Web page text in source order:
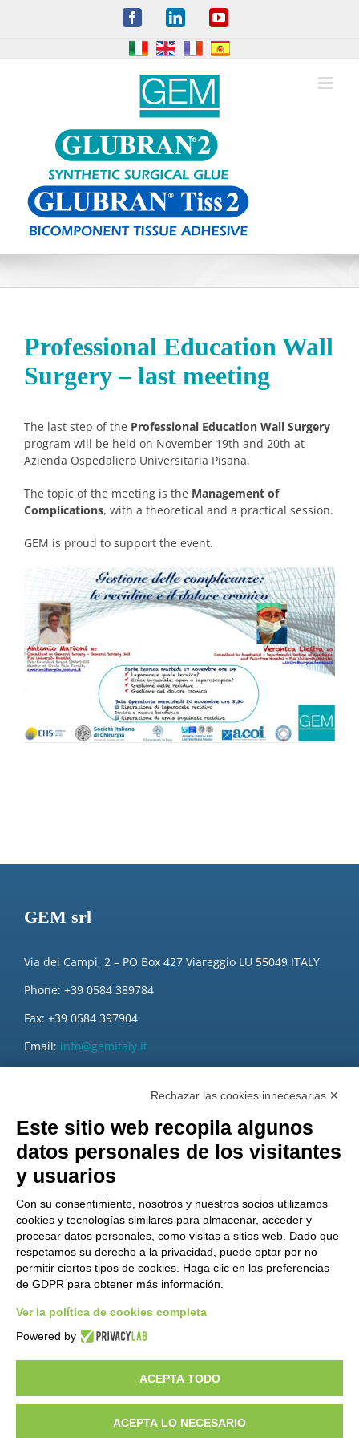
FacebookLinkedInYouTube
Professional Education Wall
Surgery – last meeting
The last step of the Professional Education Wall Surgery
program will be held on November 19th and 20th at
Azienda Ospedaliero Universitaria Pisana.
The topic of the meeting is the Management of
Complications, with a theoretical and a practical session.
GEM is proud to support the event.
GEM srl
Via dei Campi, 2 – PO Box 427 Viareggio LU 55049 ITALY
Phone: +39 0584 389784
Fax: +39 0584 397904
Email: info@gemitaly.it
¿Quieres ser un distribuidor de GEM?
01544010463 | codice SDI A4707H7 |Privacy Policy|Cookie Policy|
credits
Rechazar las cookies innecesarias ✕
Este sitio web recopila algunos
datos personales de los visitantes
y usuarios
Con su consentimiento, nosotros y nuestros socios utilizamos
cookies y tecnologías similares para almacenar, acceder y
procesar datos personales, como visitas a sitios web. Dado que
respetamos su derecho a la privacidad, puede optar por no
permitir ciertos tipos de cookies. Haga clic en las preferencias
de GDPR para obtener más información.
Ver la política de cookies completa
Powered by
ACEPTA TODO
ACEPTA LO NECESARIO